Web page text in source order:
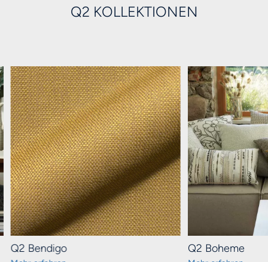
Q2 KOLLEKTIONEN
Q2 Bendigo Q2 Boheme